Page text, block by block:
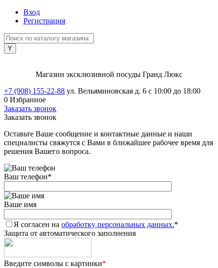
Вход
Регистрация
Магазин эксклюзивной посуды Гранд Люкс
+7 (908) 155-22-88 ул. Вельяминовская д. 6 с 10:00 до 18:00
0 Избранное
Заказать звонок
Заказать звонок
Оставьте Ваше сообщение и контактные данные и наши
специалисты свяжутся с Вами в ближайшее рабочее время для
решения Вашего вопроса.
Ваш телефон*
Ваше имя
Я согласен на обработку персональных данных.*
Защита от автоматического заполнения
Введите символы с картинки*